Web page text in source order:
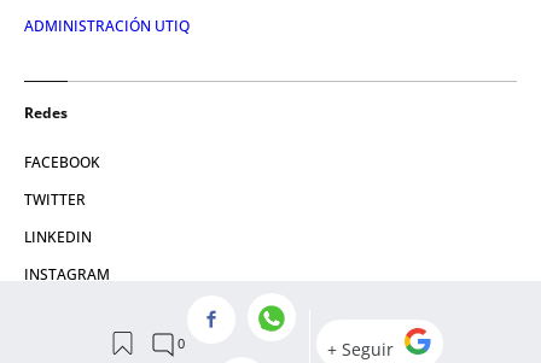
ADMINISTRACIÓN UTIQ
Redes
FACEBOOK
TWITTER
LINKEDIN
INSTAGRAM